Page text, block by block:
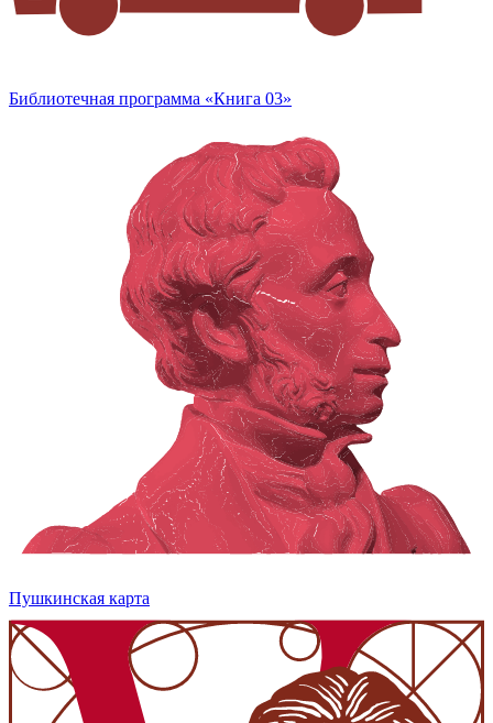
Библиотечная программа «Книга 03»
Пушкинская карта